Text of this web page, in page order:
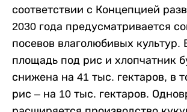
соответствии с Концепцией
2030 года предусматривается
посевов влаголюбивых культур.
площадь под рис и хлопчатник
снижена на 41 тыс. гектаров, в
рис – на 10 тыс. гектаров.